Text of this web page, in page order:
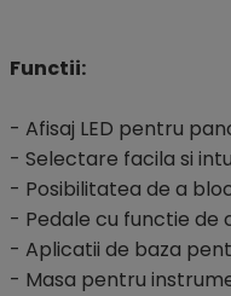
Functii:
- Afisaj LED pentru
- Selectare facila si
- Posibilitatea de a
- Pedale cu functie
- Aplicatii de baza
- Masa pentru